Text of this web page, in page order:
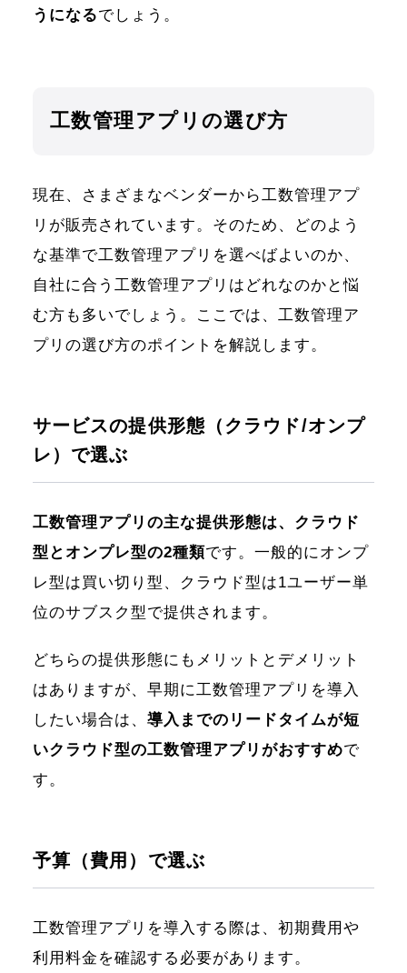
うになるでしょう。
工数管理アプリの選び方
現在、さまざまなベンダーから工数管理アプ
リが販売されています。そのため、どのよう
な基準で工数管理アプリを選べばよいのか、
自社に合う工数管理アプリはどれなのかと悩
む方も多いでしょう。ここでは、工数管理ア
プリの選び方のポイントを解説します。
サービスの提供形態（クラウド/オンプ
レ）で選ぶ
工数管理アプリの主な提供形態は、クラウド
型とオンプレ型の2種類です。一般的にオンプ
レ型は買い切り型、クラウド型は1ユーザー単
位のサブスク型で提供されます。
どちらの提供形態にもメリットとデメリット
はありますが、早期に工数管理アプリを導入
したい場合は、 導入までのリードタイムが短
いクラウド型の工数管理アプリがおすすめで
す。
予算（費用）で選ぶ
工数管理アプリを導入する際は、初期費用や
利用料金を確認する必要があります。